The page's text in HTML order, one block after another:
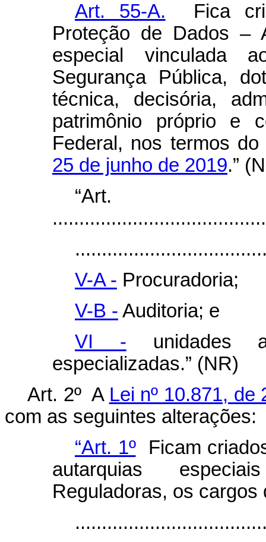
Art. 55-A. Fica
Proteção de Dados –
especial vinculada
Segurança Pública,
técnica, decisória,
patrimônio próprio e
Federal, nos termos
25 de junho de 2019.”
V-A - Procuradoria;
V-B - Auditoria; e
VI - unidades
especializadas.” (NR)
Art. 2º A Lei nº 10.871, de
com as seguintes alterações:
“Art. 1ºFicam
autarquias
Reguladoras, os